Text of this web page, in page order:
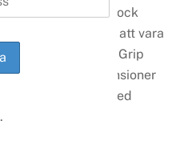
sajpningar och block
istället för att vara
på snö. UltraGrip
i 37 dimensioner
4 dimensioner med